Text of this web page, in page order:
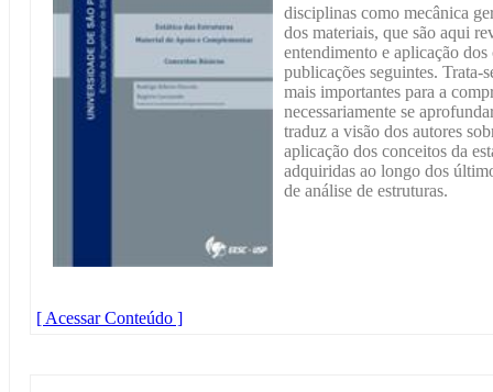
disciplinas como mecânica
dos materiais, que são aqui
entendimento e aplicação
publicações seguintes. Trata-
mais importantes para a
necessariamente se
traduz a visão dos autores
aplicação dos conceitos da
adquiridas ao longo dos
de análise de estruturas.
[ Acessar Conteúdo ]